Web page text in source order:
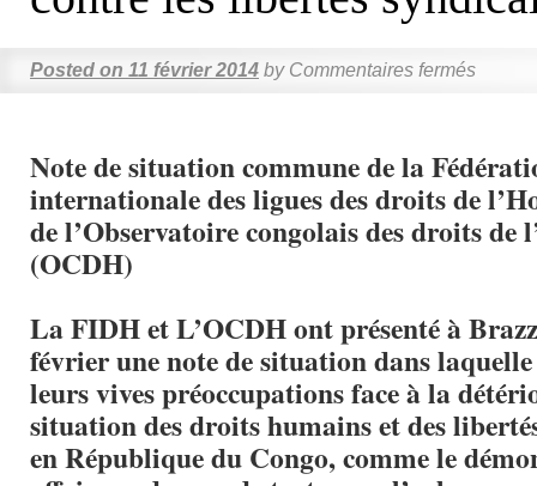
Posted on 11 février 2014 by Commentaires fermés
Note de situation commune de la
internationale des ligues des droits de
de l’Observatoire congolais des droits de
(OCDH)
La FIDH et L’OCDH ont présenté à
février une note de situation dans
leurs vives préoccupations face à la
situation des droits humains et des
en République du Congo, comme le